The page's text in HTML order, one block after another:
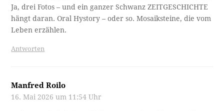
Ja, drei Fotos – und ein ganzer Schwanz ZEITGESCHICHTE
hängt daran. Oral Hystory – oder so. Mosaiksteine, die vom
Leben erzählen.
Antworten
Manfred Roilo
16. Mai 2026 um 11:54 Uhr